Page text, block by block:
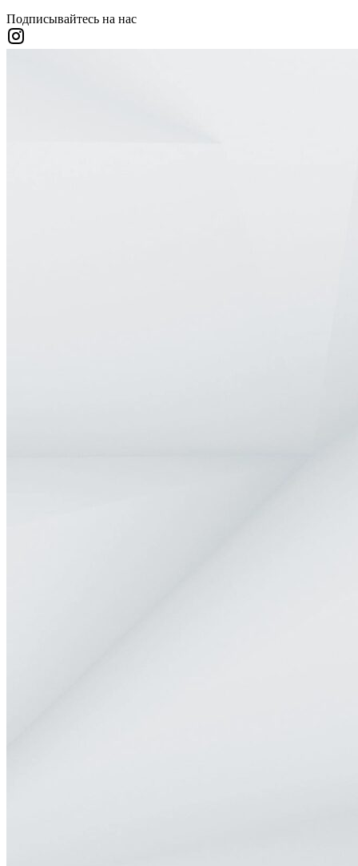
Подписывайтесь на нас